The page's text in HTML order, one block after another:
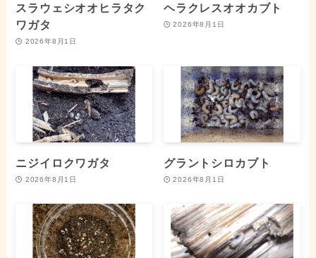
スラウェシオオヒラタク
ワガタ
2026年8月1日
ヘラクレスオオカブト
2026年8月1日
ニジイロクワガタ
2026年8月1日
グラントシロカブト
2026年8月1日